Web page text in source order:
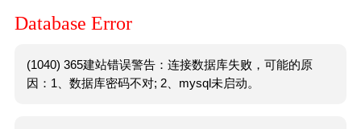
Database Error
(1040) 365建站错误警告：连接数据库失败，可能的原
因：1、数据库密码不对; 2、mysql未启动。